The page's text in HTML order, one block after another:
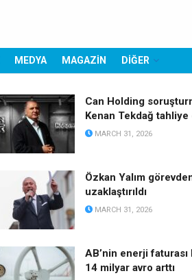
MEDYA MAGAZİN DİĞER
Can Holding
Kenan Tekdağ
MARCH 31, 2026
Özkan Yalım
uzaklaştırıldı
MARCH 31, 2026
AB’nin enerji faturası
14 milyar avro arttı